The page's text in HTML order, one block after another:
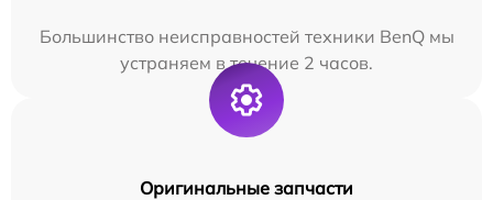
Большинство неисправностей техники BenQ мы
устраняем в течение 2 часов.
Оригинальные запчасти